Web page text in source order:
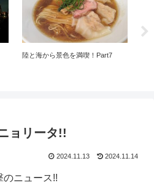
陸と海から景色を満喫！Part7
ョリータ!!
2024.11.13 2024.11.14
のニュース!!